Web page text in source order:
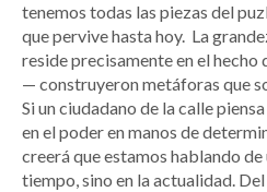
tenemos todas las piezas del
que pervive hasta hoy. La
reside precisamente en el
— construyeron metáforas que
Si un ciudadano de la calle
en el poder en manos de
creerá que estamos hablando de
tiempo, sino en la actualidad.